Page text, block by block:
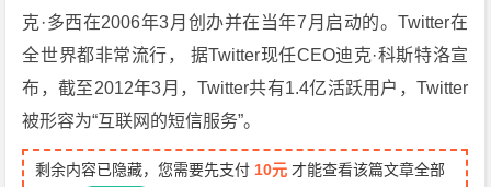
克·多西在2006年3月创办并在当年7月启动的。Twitter在
全世界都非常流行， 据Twitter现任CEO迪克·科斯特洛宣
布，截至2012年3月，Twitter共有1.4亿活跃用户，Twitter
被形容为“互联网的短信服务”。
剩余内容已隐藏，您需要先支付 10元 才能查看该篇文章全部